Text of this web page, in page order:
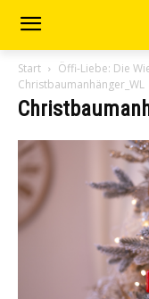
Start
Öffi-Liebe: Die
Christbaumanhänger_WL